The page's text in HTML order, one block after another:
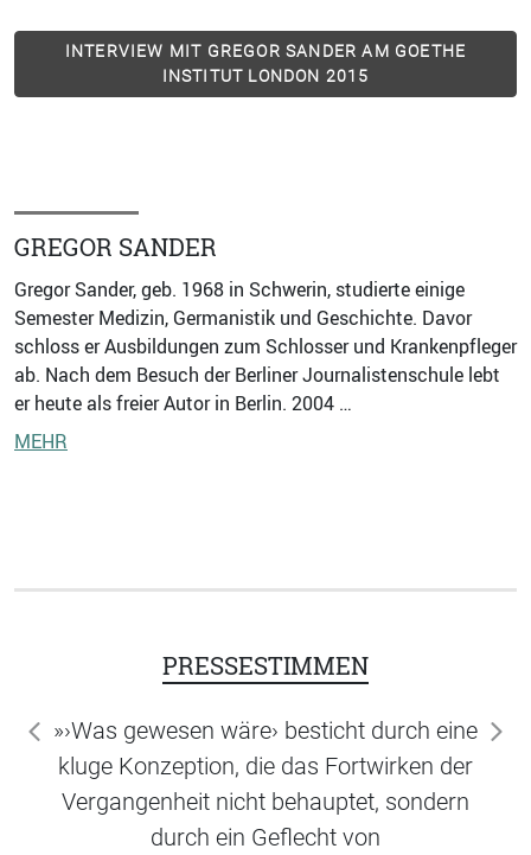
INTERVIEW MIT GREGOR SANDER AM GOETHE
INSTITUT LONDON 2015
GREGOR SANDER
Gregor Sander, geb. 1968 in Schwerin, studierte einige
Semester Medizin, Germanistik und Geschichte. Davor
schloss er Ausbildungen zum Schlosser und Krankenpfleger
ab. Nach dem Besuch der Berliner Journalistenschule lebt
er heute als freier Autor in Berlin. 2004 …
MEHR
PRESSESTIMMEN
»›Was gewesen wäre› besticht durch eine
kluge Konzeption, die das Fortwirken der
Vergangenheit nicht behauptet, sondern
durch ein Geflecht von
zurück